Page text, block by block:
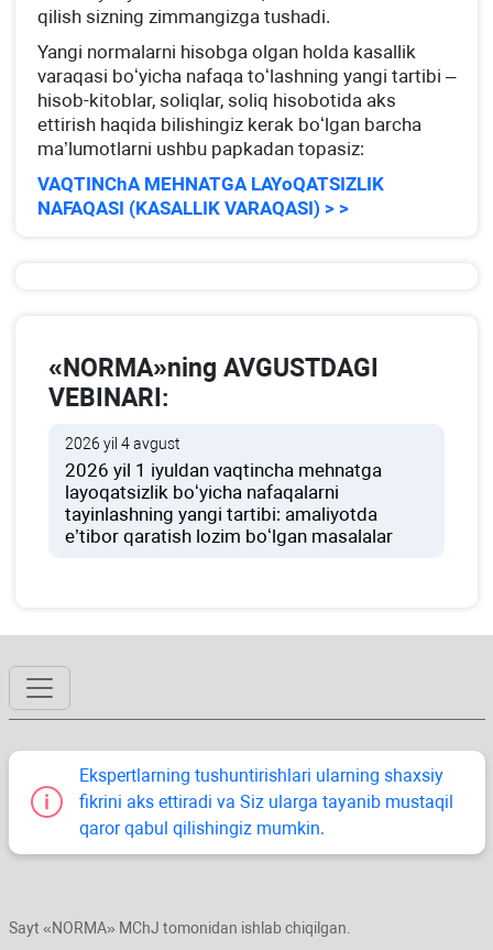
qilish sizning zimmangizga tushadi.
Yangi normalarni hisobga olgan holda kasallik
varaqasi boʻyicha nafaqa toʻlashning yangi tartibi –
hisob-kitoblar, soliqlar, soliq hisobotida aks
ettirish haqida bilishingiz kerak boʻlgan barcha
ma’lumotlarni ushbu papkadan topasiz:
VAQTINChA MEHNATGA LAYoQATSIZLIK
NAFAQASI (KASALLIK VARAQASI) > >
«NORMA»ning AVGUSTDAGI
VEBINARI:
2026 yil 4 avgust
2026 yil 1 iyuldan vaqtincha mehnatga
layoqatsizlik boʻyicha nafaqalarni
tayinlashning yangi tartibi: amaliyotda
e’tibor qaratish lozim boʻlgan masalalar
Ekspertlarning tushuntirishlari ularning shaхsiy
fikrini aks ettiradi va Siz ularga tayanib mustaqil
qaror qabul qilishingiz mumkin.
Sayt «NORMA» MChJ tomonidan ishlab chiqilgan.